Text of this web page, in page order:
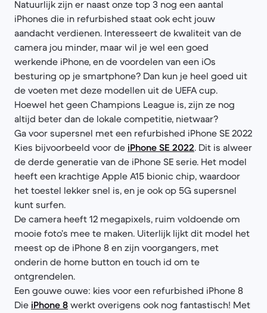
Natuurlijk zijn er naast onze top 3 nog een aantal
iPhones die in refurbished staat ook echt jouw
aandacht verdienen. Interesseert de kwaliteit van de
camera jou minder, maar wil je wel een goed
werkende iPhone, en de voordelen van een iOs
besturing op je smartphone? Dan kun je heel goed uit
de voeten met deze modellen uit de UEFA cup.
Hoewel het geen Champions League is, zijn ze nog
altijd beter dan de lokale competitie, nietwaar?
Ga voor supersnel met een refurbished iPhone SE 2022
Kies bijvoorbeeld voor de iPhone SE 2022. Dit is alweer
de derde generatie van de iPhone SE serie. Het model
heeft een krachtige Apple A15 bionic chip, waardoor
het toestel lekker snel is, en je ook op 5G supersnel
kunt surfen.
De camera heeft 12 megapixels, ruim voldoende om
mooie foto’s mee te maken. Uiterlijk lijkt dit model het
meest op de iPhone 8 en zijn voorgangers, met
onderin de home button en touch id om te
ontgrendelen.
Een gouwe ouwe: kies voor een refurbished iPhone 8
Die iPhone 8 werkt overigens ook nog fantastisch! Met